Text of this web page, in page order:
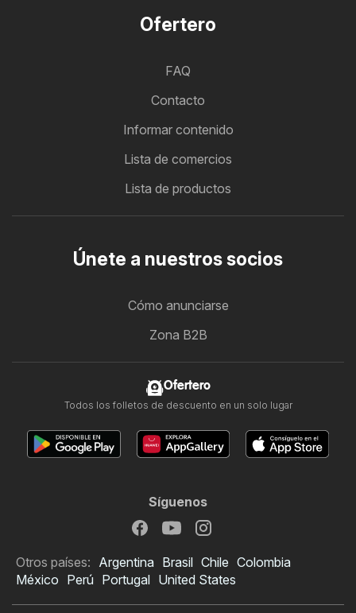
Ofertero
FAQ
Contacto
Informar contenido
Lista de comercios
Lista de productos
Únete a nuestros socios
Cómo anunciarse
Zona B2B
Ofertero
Todos los folletos de descuento en un solo lugar
Síguenos
Otros países: Argentina Brasil Chile Colombia
México Perú Portugal United States